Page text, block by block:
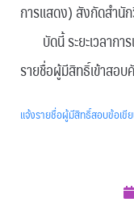
การแสดง) สังกัดสำนั
บัดนี้ ระยะเวลากา
รายชื่อผู้มีสิทธิ์เข้าสอบ
แจ้งรายชื่อผู้มีสิทธิ์สอบข้อเขี